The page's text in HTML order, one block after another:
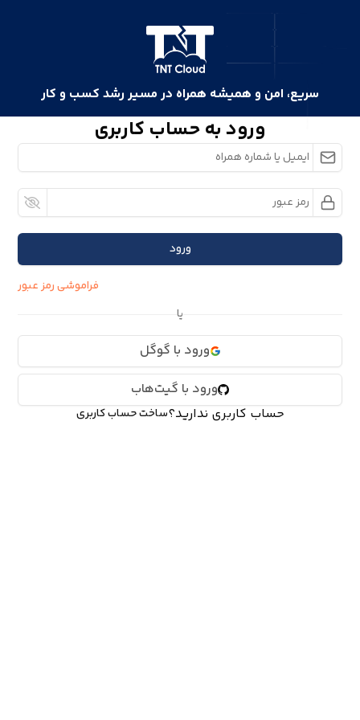
ورود به حساب کاربری
ورود
فراموشی رمز عبور
ورود با گوگل
ورود با گیت‌هاب
حساب کاربری ندارید؟ساخت حساب کاربری
سریع، امن و همیشه همراه در مسیر رشد کسب و کار